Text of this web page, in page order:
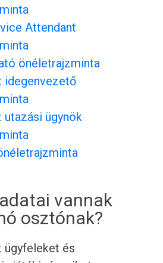
Attendant
önéletrajzminta
idegenvezető
utazási ügynök
vannak
osztónak?
ügyfeleket és